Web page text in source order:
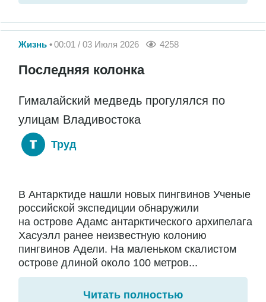
Жизнь 00:01 / 03 Июля 2026 4258
Последняя колонка
Гималайский медведь прогулялся по
улицам Владивостока
Труд
В Антарктиде нашли новых пингвинов Ученые
российской экспедиции обнаружили
на острове Адамс антарктического архипелага
Хасуэлл ранее неизвестную колонию
пингвинов Адели. На маленьком скалистом
острове длиной около 100 метров...
Читать полностью